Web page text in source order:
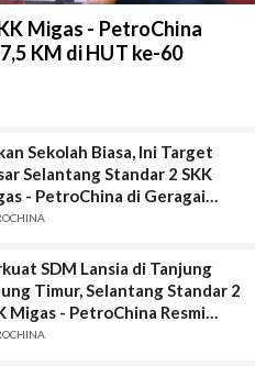
Migas - PetroChina
KM di HUT ke-60
Sekolah Biasa, Ini Target
Selantang Standar 2 SKK
- PetroChina di Geragai
Jabung Timur
SDM Lansia di Tanjung
Timur, Selantang Standar 2
Migas - PetroChina Resmi
di Geragai